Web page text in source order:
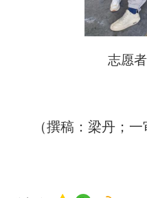
志愿
（撰稿：梁丹；